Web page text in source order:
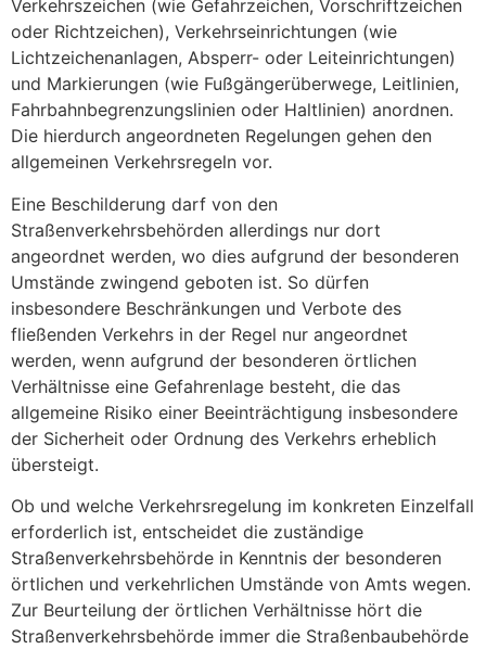
Verkehrszeichen (wie Gefahrzeichen, Vorschriftzeichen
oder Richtzeichen), Verkehrseinrichtungen (wie
Lichtzeichenanlagen, Absperr- oder Leiteinrichtungen)
und Markierungen (wie Fußgängerüberwege, Leitlinien,
Fahrbahnbegrenzungslinien oder Haltlinien) anordnen.
Die hierdurch angeordneten Regelungen gehen den
allgemeinen Verkehrsregeln vor.
Eine Beschilderung darf von den
Straßenverkehrsbehörden allerdings nur dort
angeordnet werden, wo dies aufgrund der besonderen
Umstände zwingend geboten ist. So dürfen
insbesondere Beschränkungen und Verbote des
fließenden Verkehrs in der Regel nur angeordnet
werden, wenn aufgrund der besonderen örtlichen
Verhältnisse eine Gefahrenlage besteht, die das
allgemeine Risiko einer Beeinträchtigung insbesondere
der Sicherheit oder Ordnung des Verkehrs erheblich
übersteigt.
Ob und welche Verkehrsregelung im konkreten Einzelfall
erforderlich ist, entscheidet die zuständige
Straßenverkehrsbehörde in Kenntnis der besonderen
örtlichen und verkehrlichen Umstände von Amts wegen.
Zur Beurteilung der örtlichen Verhältnisse hört die
Straßenverkehrsbehörde immer die Straßenbaubehörde